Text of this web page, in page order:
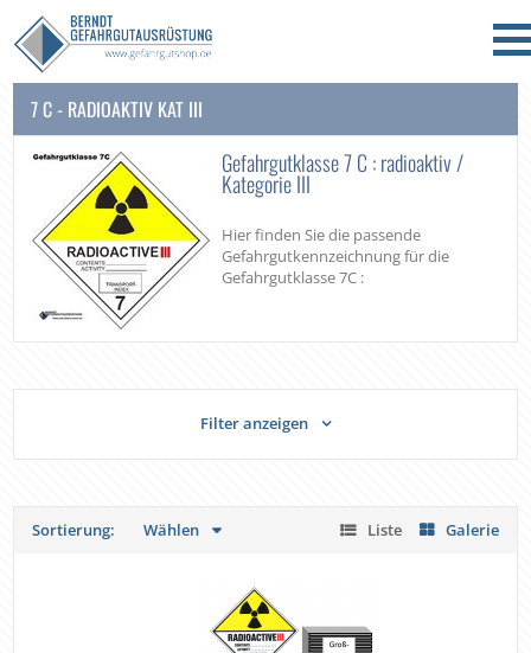
7 C - RADIOAKTIV KAT III
Gefahrgutklasse 7 C : radioaktiv /
Kategorie III
Hier finden Sie die passende
Gefahrgutkennzeichnung für die
Gefahrgutklasse 7C :
Filter anzeigen
Sortierung: Wählen Liste Galerie